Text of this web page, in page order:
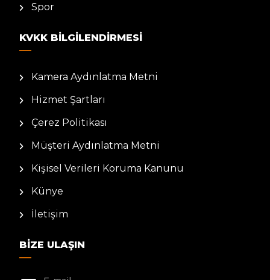
Spor
KVKK BILGILENDIRMESI
Kamera Aydınlatma Metni
Hizmet Şartları
Çerez Politikası
Müşteri Aydınlatma Metni
Kişisel Verileri Koruma Kanunu
Künye
İletişim
BIZE ULAŞIN